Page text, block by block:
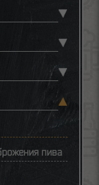
пива